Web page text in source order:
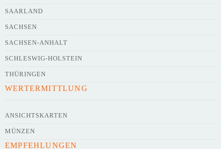
Kontaktdaten des Veranstalters
SAARLAND
SACHSEN
SACHSEN-ANHALT
SCHLESWIG-HOLSTEIN
THÜRINGEN
WERTERMITTLUNG
ANSICHTSKARTEN
MÜNZEN
EMPFEHLUNGEN